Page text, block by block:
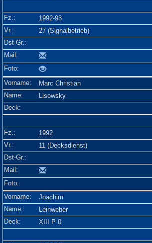
1992-93
27 (Signalbetrieb)
Marc Christian
Lisowsky
1992
11 (Decksdienst)
Joachim
Leinweber
XIII P 0